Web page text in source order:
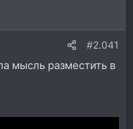
#2.041
мысль разместить в